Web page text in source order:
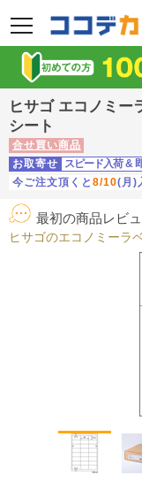
メニュー
ヒサゴ エコノミー
シート
合せ買い商品
お取寄せ
スピード入荷 &
今ご注文頂くと 8/10(月)
最初の商品レビ
ヒサゴのエコノミーラ